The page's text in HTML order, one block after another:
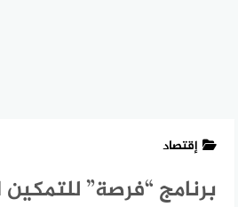
إقتصاد
برنامج “فرصة” للتمكين